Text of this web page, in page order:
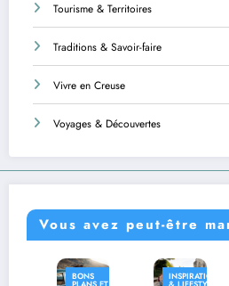
Tourisme & Territoires
Traditions & Savoir-faire
Vivre en Creuse
Voyages & Découvertes
Vous avez peut-être
BONS
PLANS ET
INSPIRATION
& LIFESTYLE